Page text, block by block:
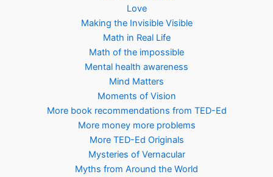
Love
Making the Invisible Visible
Math in Real Life
Math of the impossible
Mental health awareness
Mind Matters
Moments of Vision
More book recommendations from TED-Ed
More money more problems
More TED-Ed Originals
Mysteries of Vernacular
Myths from Around the World